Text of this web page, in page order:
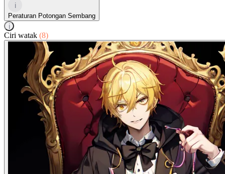
i
Peraturan Potongan Sembang
i
Ciri watak (8)